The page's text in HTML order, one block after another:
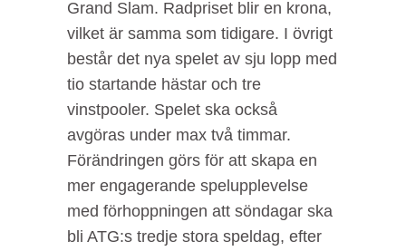
Grand Slam. Radpriset blir en krona,
vilket är samma som tidigare. I övrigt
består det nya spelet av sju lopp med
tio startande hästar och tre
vinstpooler. Spelet ska också
avgöras under max två timmar.
Förändringen görs för att skapa en
mer engagerande spelupplevelse
med förhoppningen att söndagar ska
bli ATG:s tredje stora speldag, efter